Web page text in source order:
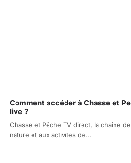
Comment accéder à Chasse et
live ?
Chasse et Pêche TV direct, la chaîne
nature et aux activités de...